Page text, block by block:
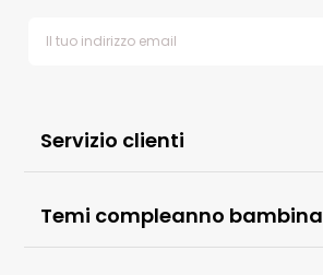
Servizio clienti
Temi compleanno bambina